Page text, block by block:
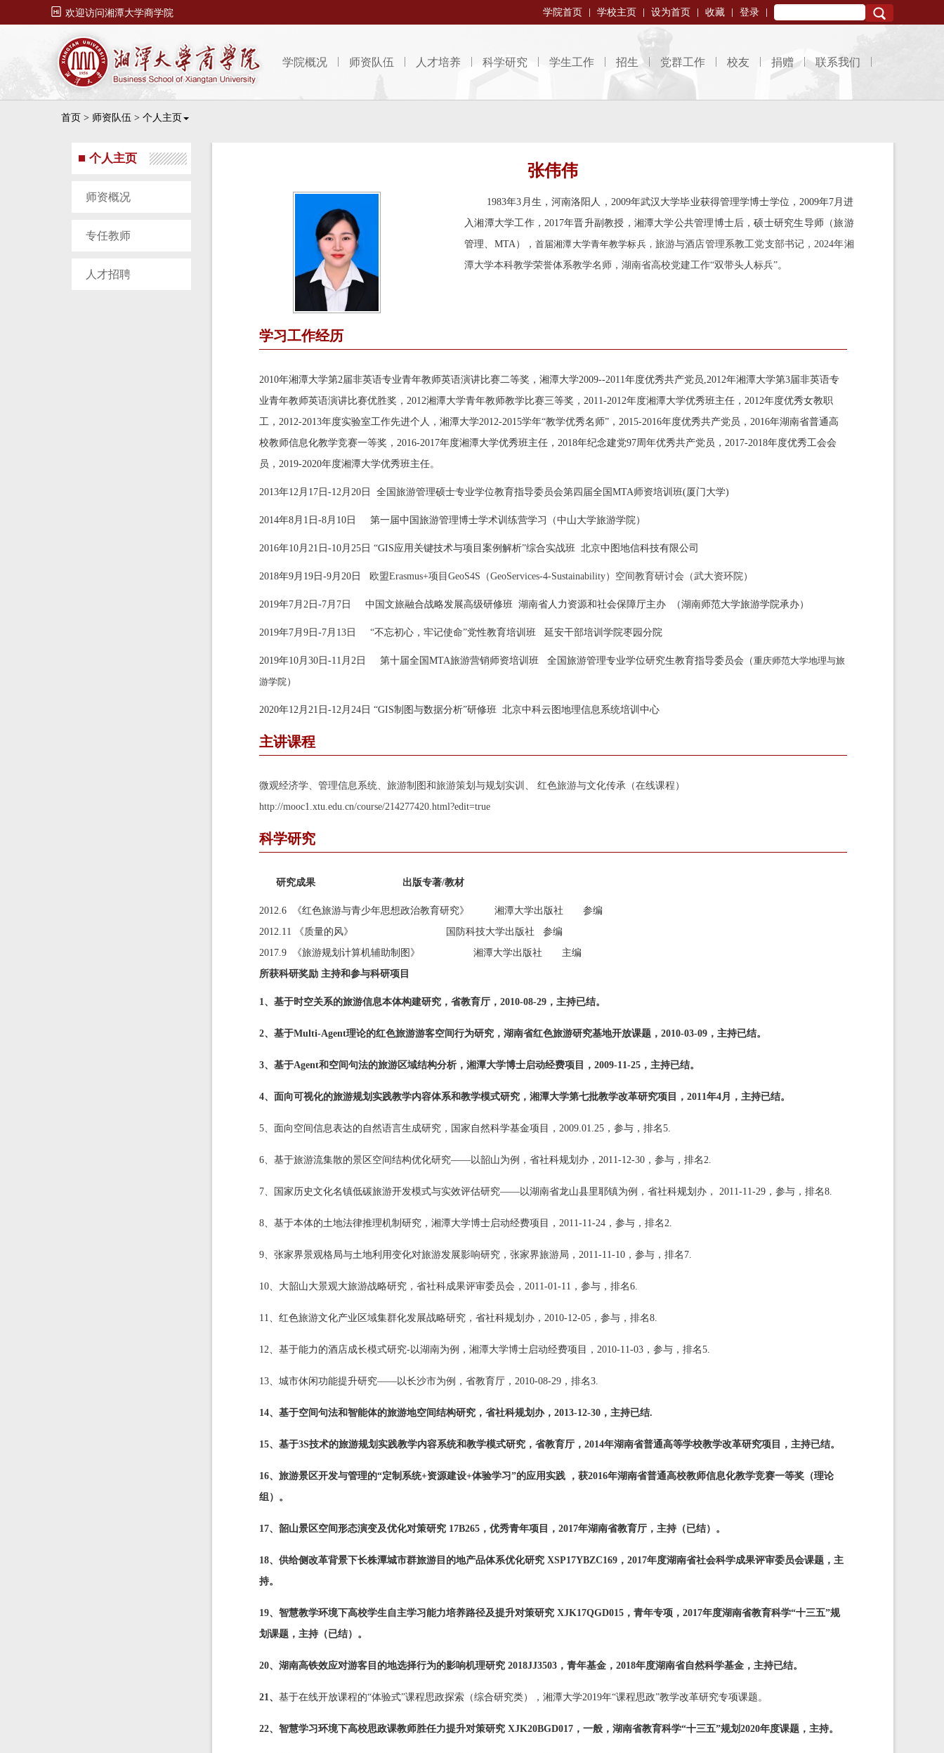
 欢迎访问湘潭大学商学院 学院首页 学校主页 设为首页 收藏 登录
学院概况 师资队伍 人才培养 科学研究 学生工作 招生 党群工作 校友 捐赠 联系我们
首页 > 师资队伍 > 个人主页
个人主页
师资概况
专任教师
人才招聘
张伟伟
1983年3月生，河南洛阳人，2009年武汉大学毕业获得管理学博士学位，2009年7月进
入湘潭大学工作，2017年晋升副教授，湘潭大学公共管理博士后，硕士研究生导师（旅游
管理、MTA），首届湘潭大学青年教学标兵， 旅游与酒店管理系教工党支部书记，2024年湘
潭大学本科教学荣誉体系教学名师，湖南省高校党建工作“双带头人标兵”。
学习工作经历
2010年湘潭大学第2届非英语专业青年教师英语演讲比赛二等奖，湘潭大学2009--2011年度优秀共产党员,2012年湘潭大学第3届非英语专
业青年教师英语演讲比赛优胜奖， 2012湘潭大学青年教师教学比赛三等奖，2011-2012年度湘潭大学优秀班主任，2012年度优秀女教职
工，2012-2013年度实验室工作先进个人，湘潭大学2012-2015学年“教学优秀名师”，2015-2016年度优秀共产党员，2016年湖南省普通高
校教师信息化教学竞赛一等奖，2016-2017年度湘潭大学优秀班主任，2018年纪念建党97周年优秀共产党员，2017-2018年度优秀工会会
员， 2019-2020年度湘潭大学优秀班主任。
2013年12月17日-12月20日 全国旅游管理硕士专业学位教育指导委员会第四届全国MTA师资培训班(厦门大学)
2014年8月1日-8月10日 第一届中国旅游管理博士学术训练营学习（中山大学旅游学院）
2016年10月21日-10月25日 “GIS应用关键技术与项目案例解析”综合实战班 北京中图地信科技有限公司
2018年9月19日-9月20日 欧盟Erasmus+项目GeoS4S（GeoServices-4-Sustainability）空间教育研讨会（武大资环院）
2019年7月2日-7月7日 中国文旅融合战略发展高级研修班 湖南省人力资源和社会保障厅主办 （湖南师范大学旅游学院承办）
2019年7月9日-7月13日 “不忘初心，牢记使命”党性教育培训班 延安干部培训学院枣园分院
2019年10月30日-11月2日 第十届全国MTA旅游营销师资培训班 全国旅游管理专业学位研究生教育指导委员会（重庆师范大学地理与旅
游学院）
2020年12月21日-12月24日 “GIS制图与数据分析”研修班 北京中科云图地理信息系统培训中心
主讲课程
微观经济学、管理信息系统、旅游制图和旅游策划与规划实训、 红色旅游与文化传承（在线课程）
http://mooc1.xtu.edu.cn/course/214277420.html?edit=true
科学研究
研究成果 出版专著/教材
2012.6 《红色旅游与青少年思想政治教育研究》 湘潭大学出版社 参编
2012.11 《质量的风》 国防科技大学出版社 参编
2017.9 《旅游规划计算机辅助制图》 湘潭大学出版社 主编
所获科研奖励 主持和参与科研项目
1、基于时空关系的旅游信息本体构建研究，省教育厅，2010-08-29，主持已结。
2、基于Multi-Agent理论的红色旅游游客空间行为研究，湖南省红色旅游研究基地开放课题，2010-03-09，主持已结。
3、基于Agent和空间句法的旅游区域结构分析，湘潭大学博士启动经费项目，2009-11-25，主持已结。
4、面向可视化的旅游规划实践教学内容体系和教学模式研究，湘潭大学第七批教学改革研究项目，2011年4月，主持已结。
5、面向空间信息表达的自然语言生成研究，国家自然科学基金项目，2009.01.25，参与，排名5.
6、基于旅游流集散的景区空间结构优化研究——以韶山为例，省社科规划办，2011-12-30，参与，排名2.
7、国家历史文化名镇低碳旅游开发模式与实效评估研究——以湖南省龙山县里耶镇为例，省社科规划办， 2011-11-29，参与，排名8.
8、基于本体的土地法律推理机制研究，湘潭大学博士启动经费项目，2011-11-24，参与，排名2.
9、张家界景观格局与土地利用变化对旅游发展影响研究，张家界旅游局，2011-11-10，参与，排名7.
10、大韶山大景观大旅游战略研究，省社科成果评审委员会，2011-01-11，参与，排名6.
11、红色旅游文化产业区域集群化发展战略研究，省社科规划办，2010-12-05，参与，排名8.
12、基于能力的酒店成长模式研究-以湖南为例，湘潭大学博士启动经费项目，2010-11-03，参与，排名5.
13、城市休闲功能提升研究——以长沙市为例，省教育厅，2010-08-29，排名3.
14、基于空间句法和智能体的旅游地空间结构研究，省社科规划办，2013-12-30，主持已结.
15、基于3S技术的旅游规划实践教学内容系统和教学模式研究，省教育厅，2014年湖南省普通高等学校教学改革研究项目，主持已结。
16、旅游景区开发与管理的“定制系统+资源建设+体验学习”的应用实践 ，获2016年湖南省普通高校教师信息化教学竞赛一等奖（理论
组）。
17、韶山景区空间形态演变及优化对策研究 17B265，优秀青年项目，2017年湖南省教育厅，主持（已结）。
18、供给侧改革背景下长株潭城市群旅游目的地产品体系优化研究 XSP17YBZC169，2017年度湖南省社会科学成果评审委员会课题，主
持。
19、智慧教学环境下高校学生自主学习能力培养路径及提升对策研究 XJK17QGD015，青年专项，2017年度湖南省教育科学“十三五”规
划课题，主持（已结）。
20、湖南高铁效应对游客目的地选择行为的影响机理研究 2018JJ3503，青年基金，2018年度湖南省自然科学基金，主持已结。
21、 基于在线开放课程的“体验式”课程思政探索（综合研究类），湘潭大学2019年“课程思政”教学改革研究专项课题。
22、 智慧学习环境下高校思政课教师胜任力提升对策研究 XJK20BGD017，一般， 湖南省教育科学“十三五”规划2020年度课题，主持。